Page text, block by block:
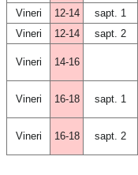
Vineri 12-14 sapt. 1
Vineri
12-14 sapt. 2
Vineri 14-16
Vineri 16-18 sapt. 1
Vineri 16-18 sapt. 2